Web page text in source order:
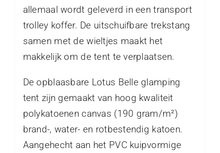
allemaal wordt geleverd in een transport
trolley koffer. De uitschuifbare trekstang
samen met de wieltjes maakt het
makkelijk om de tent te verplaatsen.
De opblaasbare Lotus Belle glamping
tent zijn gemaakt van hoog kwaliteit
polykatoenen canvas (190 gram/m²)
brand-, water- en rotbestendig katoen.
Aangehecht aan het PVC kuipvormige